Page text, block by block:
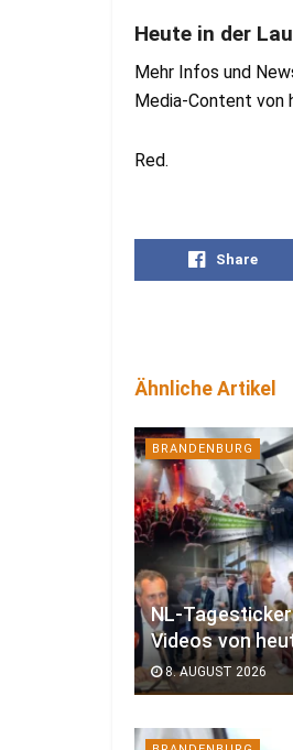
Heute in der
Mehr Infos und
Media-Content von
Red.
Share
Ähnliche Artikel
BRANDENBURG
NL-
Videos von
8. AUGUST 2026